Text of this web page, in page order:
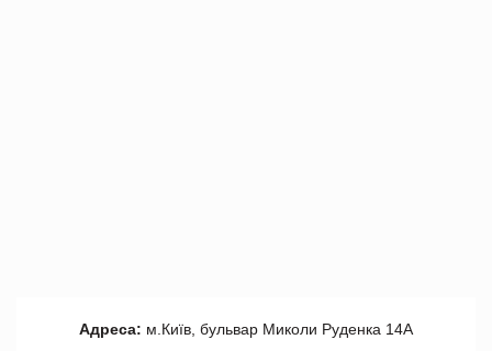
Адреса: м.Київ, бульвар Миколи Руденка 14А